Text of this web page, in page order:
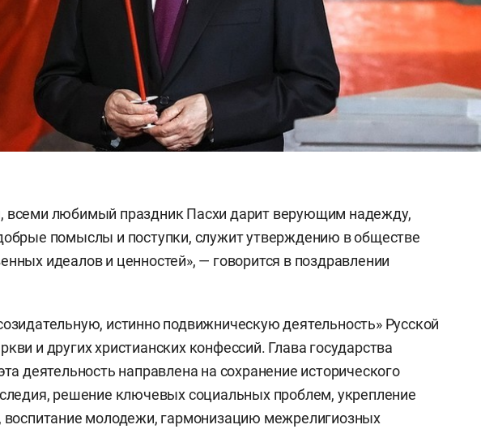
всеми любимый праздник Пасхи дарит верующим надежду,
помыслы и поступки, служит утверждению в обществе
идеалов и ценностей», — говорится в поздравлении
истинно подвижническую деятельность» Русской
и других христианских конфессий. Глава государства
деятельность направлена на сохранение исторического
решение ключевых социальных проблем, укрепление
воспитание молодежи, гармонизацию межрелигиозных